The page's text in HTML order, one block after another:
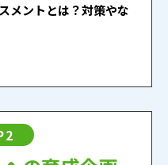
メントとは？対策やな